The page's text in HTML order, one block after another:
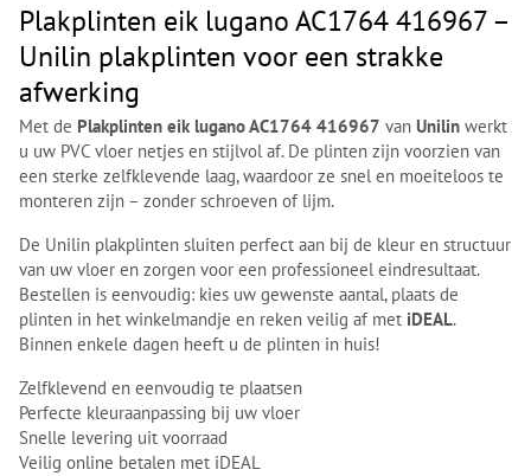
Plakplinten eik lugano AC1764 416967 –
Unilin plakplinten voor een strakke
afwerking
Met de Plakplinten eik lugano AC1764 416967 van Unilin werkt
u uw PVC vloer netjes en stijlvol af. De plinten zijn voorzien van
een sterke zelfklevende laag, waardoor ze snel en moeiteloos te
monteren zijn – zonder schroeven of lijm.
De Unilin plakplinten sluiten perfect aan bij de kleur en structuur
van uw vloer en zorgen voor een professioneel eindresultaat.
Bestellen is eenvoudig: kies uw gewenste aantal, plaats de
plinten in het winkelmandje en reken veilig af met iDEAL.
Binnen enkele dagen heeft u de plinten in huis!
Zelfklevend en eenvoudig te plaatsen
Perfecte kleuraanpassing bij uw vloer
Snelle levering uit voorraad
Veilig online betalen met iDEAL